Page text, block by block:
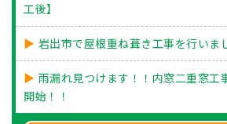
工後】
岩出市で屋根重ね葺き工事を行いま
雨漏れ見つけます！！内窓二重窓工
開始！！